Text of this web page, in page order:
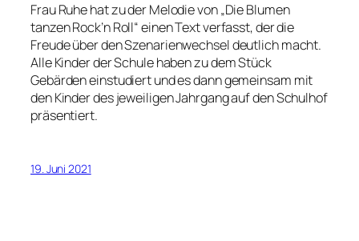
Frau Ruhe hat zu der Melodie von „Die Blumen
tanzen Rock’n Roll“ einen Text verfasst, der die
Freude über den Szenarienwechsel deutlich macht.
Alle Kinder der Schule haben zu dem Stück
Gebärden einstudiert und es dann gemeinsam mit
den Kinder des jeweiligen Jahrgang auf den Schulhof
präsentiert.
19. Juni 2021